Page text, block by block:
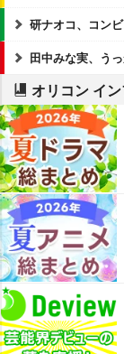
研ナオコ、コン
田中みな実、う
オリコン イ